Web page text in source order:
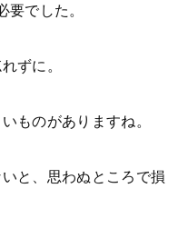
でした。
ずに。
ものがありますね。
と、思わぬところで損